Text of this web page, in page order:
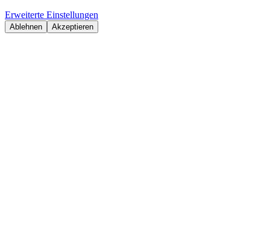
Erweiterte Einstellungen
Ablehnen Akzeptieren